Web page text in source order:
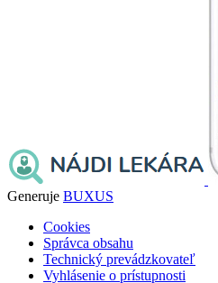
Generuje BUXUS
Cookies
Správca obsahu
Technický prevádzkovateľ
Vyhlásenie o prístupnosti